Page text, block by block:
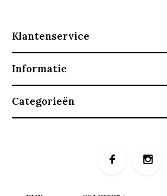
Klantenservice
Informatie
Categorieën